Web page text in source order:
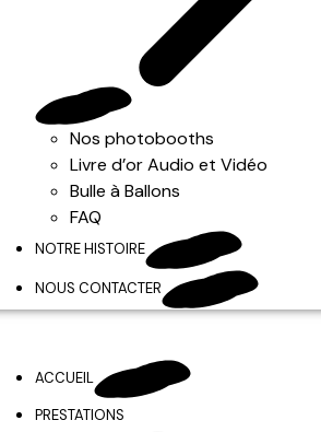
Nos photobooths
Livre d’or Audio et Vidéo
Bulle à Ballons
FAQ
NOTRE HISTOIRE
NOUS CONTACTER
ACCUEIL
PRESTATIONS